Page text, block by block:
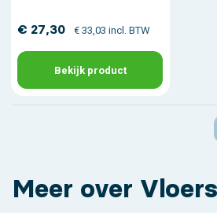
€ 27,30 € 33,03 incl. BTW
Bekijk product
Meer over